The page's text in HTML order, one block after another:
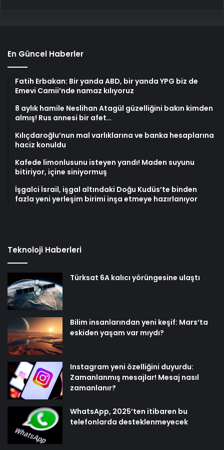
En Güncel Haberler
Fatih Erbakan: Bir yanda ABD, bir yanda YPG biz de
Emevi Camii’nde namaz kılıyoruz
8 aylık hamile Neslihan Atagül güzelliğini bakın kimden
almış! Rus annesi bir afet…
Kılıçdaroğlu’nun mal varlıklarına ve banka hesaplarına
haciz konuldu
Kafede limonlusunu isteyen yandı! Maden suyunu
bitiriyor, içine siniyormuş
İşgalci İsrail, işgal altındaki Doğu Kudüs’te binden
fazla yeni yerleşim birimi inşa etmeye hazırlanıyor
Teknoloji Haberleri
Türksat 6A kalıcı yörüngesine ulaştı
Bilim insanlarından yeni keşif: Mars’ta
eskiden yaşam var mıydı?
Instagram yeni özelliğini duyurdu:
Zamanlanmış mesajlar! Mesaj nasıl
zamanlanır?
WhatsApp, 2025’ten itibaren bu
telefonlarda desteklenmeyecek